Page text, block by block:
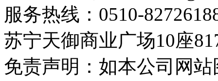
服务热线：0510-
苏宁天御商业广场10座
免责声明：如本公司网